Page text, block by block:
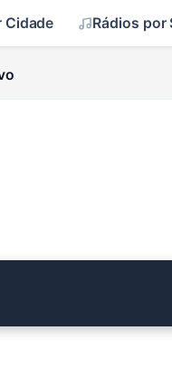
Cidade Rádios por